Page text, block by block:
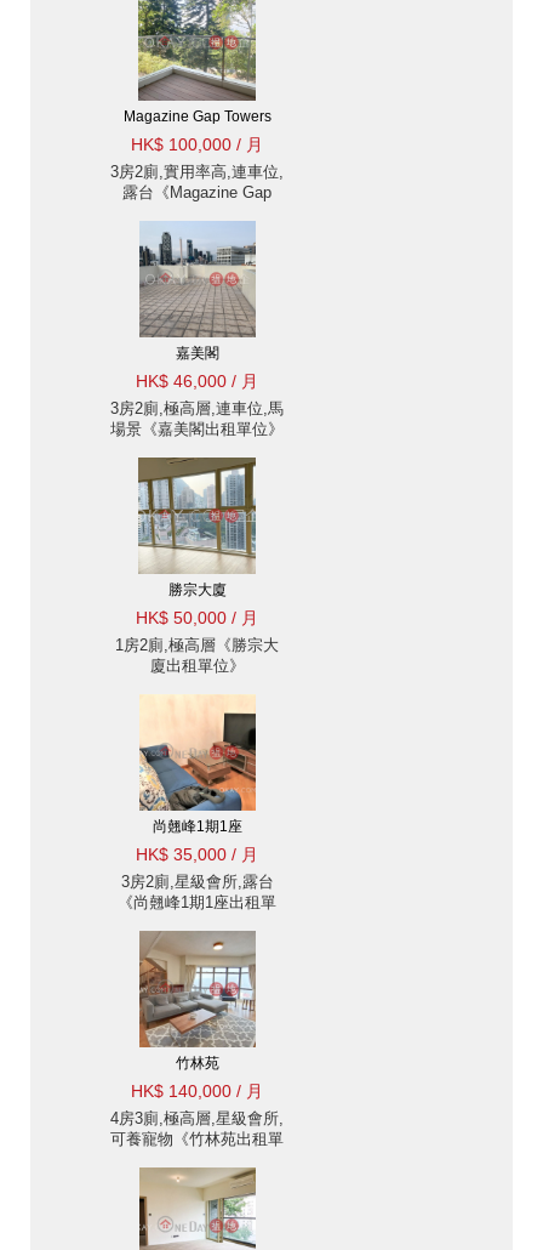
Magazine Gap Towers
HK$ 100,000 / 月
3房2廁,實用率高,連車位,
露台《Magazine Gap
嘉美閣
HK$ 46,000 / 月
3房2廁,極高層,連車位,馬
場景《嘉美閣出租單位》
勝宗大廈
HK$ 50,000 / 月
1房2廁,極高層《勝宗大
廈出租單位》
尚翹峰1期1座
HK$ 35,000 / 月
3房2廁,星級會所,露台
《尚翹峰1期1座出租單
竹林苑
HK$ 140,000 / 月
4房3廁,極高層,星級會所,
可養寵物《竹林苑出租單